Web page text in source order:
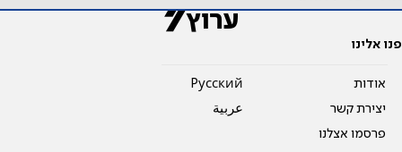
פנו אלינו
אודות
יצירת קשר
פרסמו אצלנו
Pусский
عربية